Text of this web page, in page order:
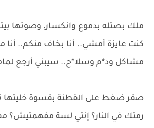
ملك بصتله بدموع وانكسار، وصوتها
كنت عايزة أمشي.. أنا بخاف منكم.. أنا
مشاكل ود*م وسلا*ح.. سيبني أرجع
صقر ضغط على القطنة بقسوة خليتها
رمتك في النار؟ إنتي لسة مفهمتيش؟